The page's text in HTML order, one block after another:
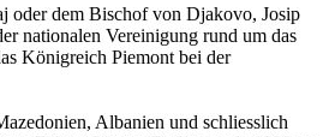
oder dem Bischof von Djakovo, Josip
nationalen Vereinigung rund um das
Königreich Piemont bei der
Albanien und schliesslich